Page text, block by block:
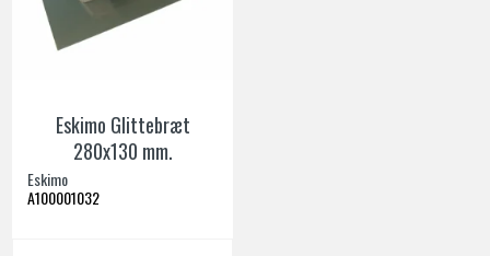
Eskimo Glittebræt
280x130 mm.
Eskimo
A100001032